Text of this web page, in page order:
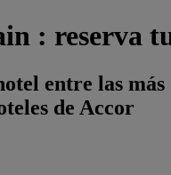
: reserva
entre las más
de Accor